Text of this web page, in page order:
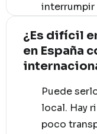
¿Es difícil
en España
Puede
local. Hay
poco